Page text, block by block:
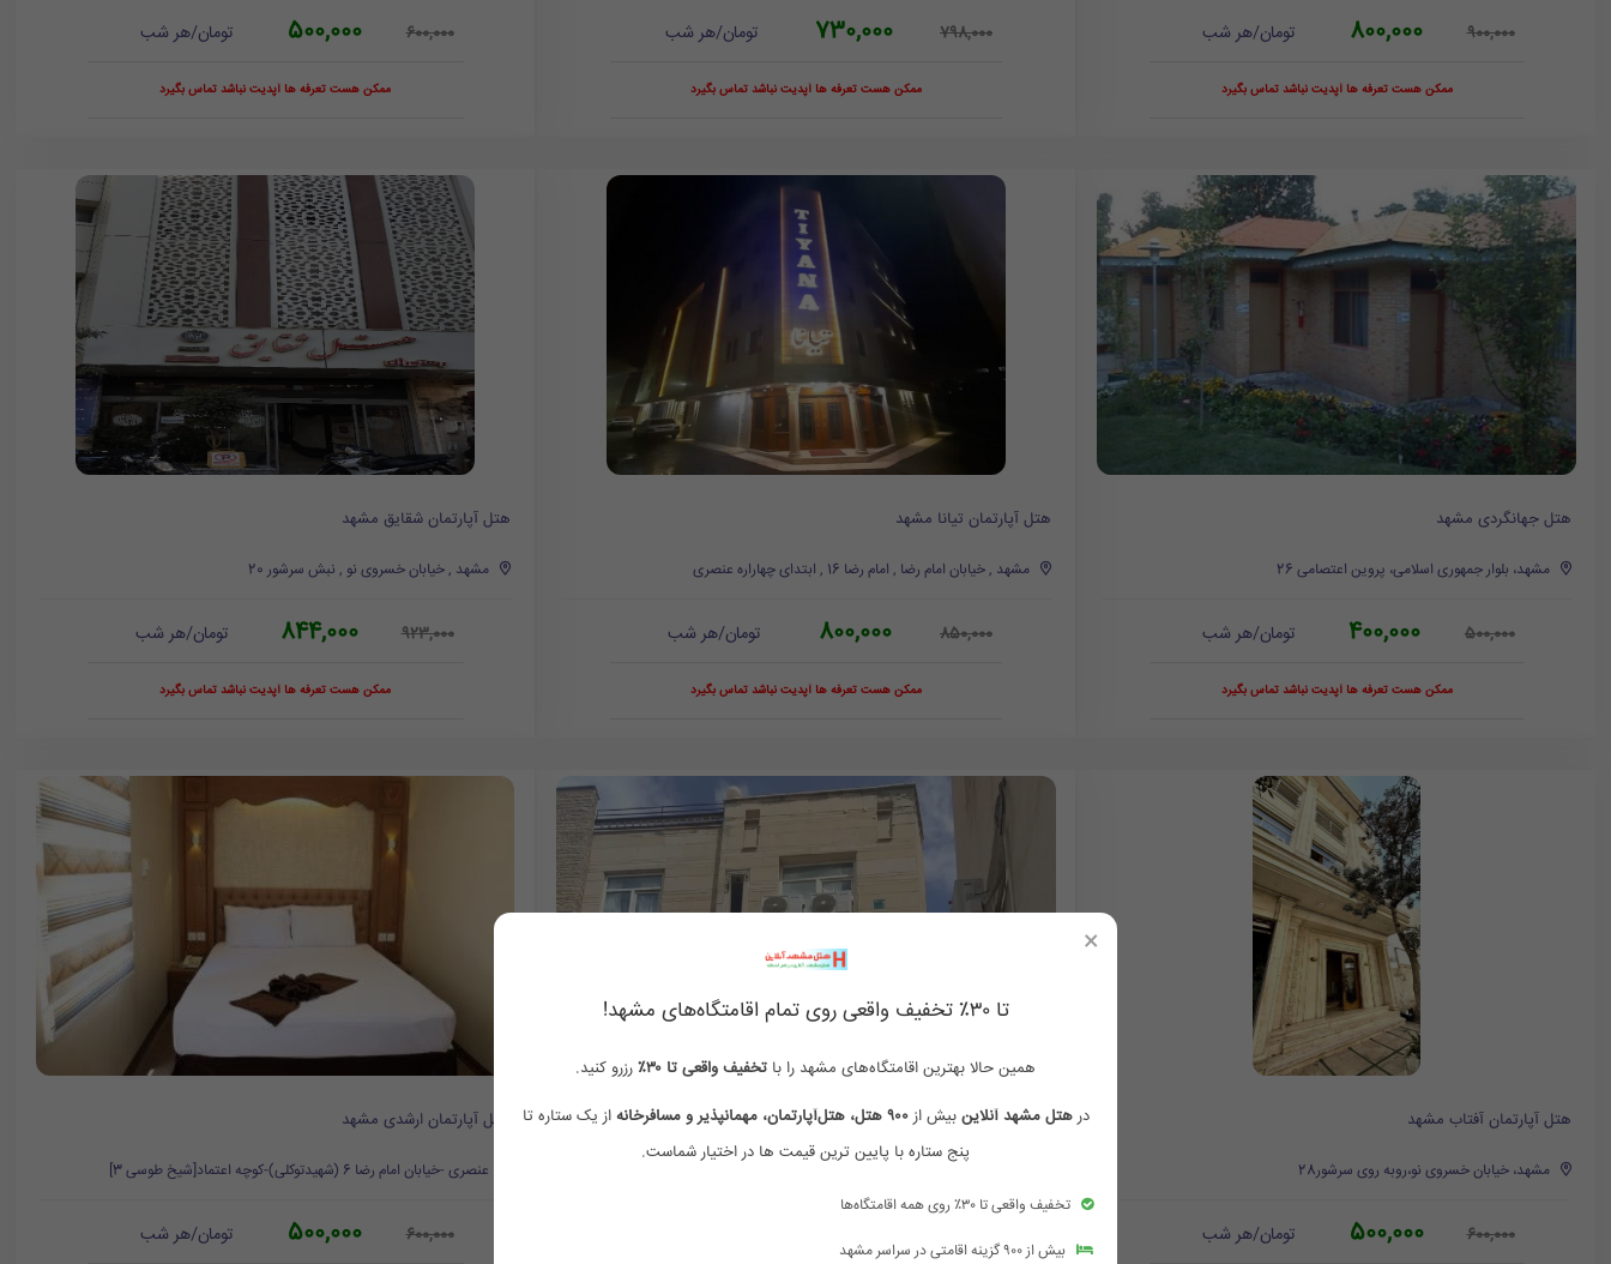
900,000
800,000 تومان/هر شب
ممکن هست تعرفه ها آپدیت نباشد تماس بگیرد
798,000
730,000 تومان/هر شب
ممکن هست تعرفه ها آپدیت نباشد تماس بگیرد
600,000
500,000 تومان/هر شب
ممکن هست تعرفه ها آپدیت نباشد تماس بگیرد
هتل جهانگردی مشهد
مشهد، بلوار جمهوری اسلامی، پروین اعتصامی 26
500,000
400,000 تومان/هر شب
ممکن هست تعرفه ها آپدیت نباشد تماس بگیرد
هتل آپارتمان تیانا مشهد
مشهد , خیابان امام رضا , امام رضا 16 , ابتدای چهاراره عنصری
850,000
800,000 تومان/هر شب
ممکن هست تعرفه ها آپدیت نباشد تماس بگیرد
هتل آپارتمان شقایق مشهد
مشهد , خیابان خسروی نو , نبش سرشور 20
923,000
844,000 تومان/هر شب
ممکن هست تعرفه ها آپدیت نباشد تماس بگیرد
هتل آپارتمان آفتاب مشهد
مشهد، خیابان خسروی نو،روبه روی سرشور28
600,000
500,000 تومان/هر شب
هتل آپارتمان آفرینش مشهد
500,000
هتل آپارتمان ارشدی مشهد
عنصری -خیابان امام رضا 6 (شهیدتوکلی)-کوچه اعتماد[شیخ طوسی 3]
600,000
500,000 تومان/هر شب
×
تا ۳۰٪ تخفیف واقعی روی تمام اقامتگاه‌های مشهد!
همین حالا بهترین اقامتگاه‌های مشهد را با تخفیف واقعی تا ۳۰٪
رزرو کنید.
درهتل مشهد آنلاین بیش از۹۰۰ هتل، هتل‌آپارتمان، مهمانپذیر و مسافرخانه
از یک ستاره تا
پنج ستاره با پایین ترین قیمت ها در اختیار شماست.
تخفیف واقعی تا ۳۰٪ روی همه اقامتگاه‌ها
بیش از ۹۰۰ گزینه اقامتی در سراسر مشهد